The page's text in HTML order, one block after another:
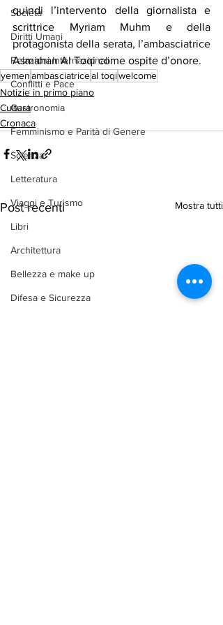
Società
Diritti Umani
Relazioni Internazionali
Conflitti e Pace
Gastronomia
Femminismo e Parità di Genere
Scienza
Letteratura
Viaggi e Turismo
Libri
Architettura
Bellezza e make up
Difesa e Sicurezza
quindi l’intervento della giornalista e
scrittrice Myriam Muhm e della
protagonista della serata, l’ambasciatrice
Asmahan Al Toqi come ospite d’onore.
yemenambasciatriceal toqiwelcome
Notizie in primo piano
Cultura
Cronaca
Post recenti Mostra tutti